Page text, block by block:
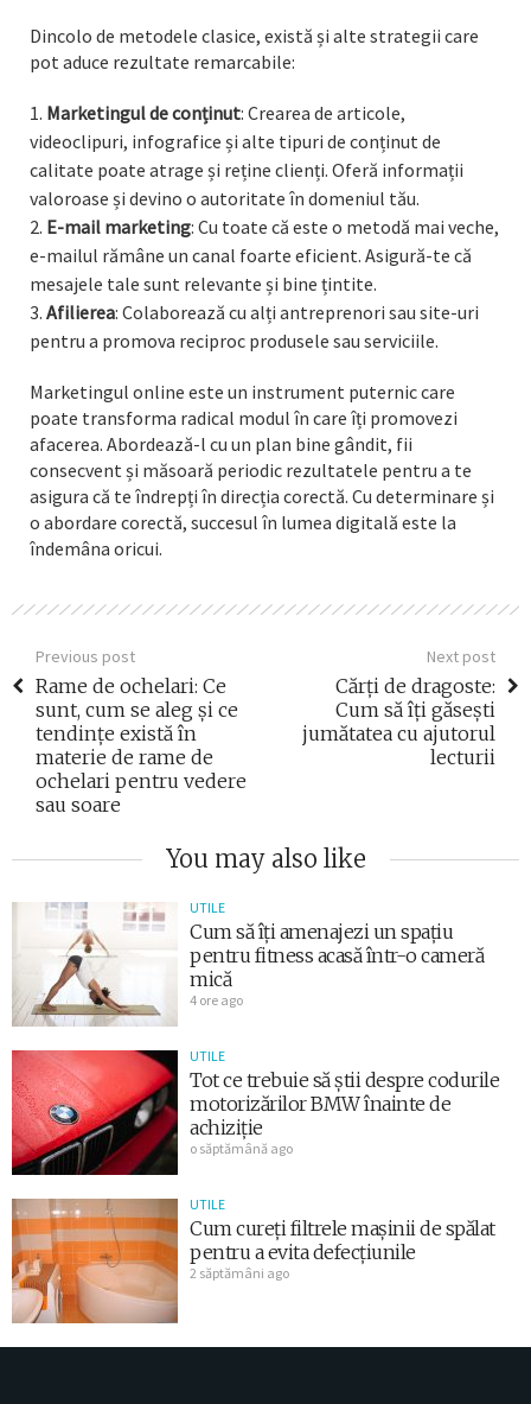
Dincolo de metodele clasice, există și alte strategii care
pot aduce rezultate remarcabile:
Marketingul de conținut: Crearea de articole,
videoclipuri, infografice și alte tipuri de conținut de
calitate poate atrage și reține clienți. Oferă informații
valoroase și devino o autoritate în domeniul tău.
E-mail marketing: Cu toate că este o metodă mai veche,
e-mailul rămâne un canal foarte eficient. Asigură-te că
mesajele tale sunt relevante și bine țintite.
Afilierea: Colaborează cu alți antreprenori sau site-uri
pentru a promova reciproc produsele sau serviciile.
Marketingul online este un instrument puternic care
poate transforma radical modul în care îți promovezi
afacerea. Abordează-l cu un plan bine gândit, fii
consecvent și măsoară periodic rezultatele pentru a te
asigura că te îndrepți în direcția corectă. Cu determinare și
o abordare corectă, succesul în lumea digitală este la
îndemâna oricui.
Previous post
Rame de ochelari: Ce
sunt, cum se aleg și ce
tendințe există în
materie de rame de
ochelari pentru vedere
sau soare
Next post
Cărți de dragoste:
Cum să îți găsești
jumătatea cu ajutorul
lecturii
You may also like
UTILE
Cum să îți amenajezi un spațiu
pentru fitness acasă într-o cameră
mică
4 ore ago
UTILE
Tot ce trebuie să știi despre codurile
motorizărilor BMW înainte de
achiziție
o săptămână ago
UTILE
Cum cureți filtrele mașinii de spălat
pentru a evita defecțiunile
2 săptămâni ago